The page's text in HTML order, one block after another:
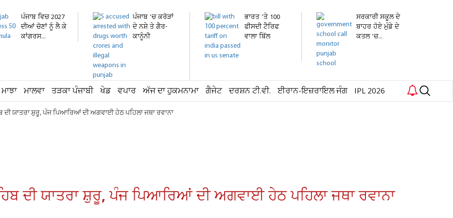
ਪੰਜਾਬ ਵਿਚ 2027
ਦੀਆਂ ਚੋਣਾਂ ਨੂੰ ਲੈ ਕੇ
ਕਾਂਗਰਸ...
ਪੰਜਾਬ 'ਚ ਕਰੋੜਾਂ
ਦੇ ਨਸ਼ੇ ਤੇ ਗੈਰ-
ਕਾਨੂੰਨੀ
ਭਾਰਤ ’ਤੇ 100
ਫੀਸਦੀ ਟੈਰਿਫ
ਵਾਲਾ ਬਿੱਲ
ਸਰਕਾਰੀ ਸਕੂਲ ਦੇ
ਬਾਹਰ ਹੋਏ ਮੁੰਡੇ ਦੇ
ਕਤਲ 'ਚ...
ਮਾਝਾ ਮਾਲਵਾ ਤੜਕਾ ਪੰਜਾਬੀ ਖੇਡ ਵਪਾਰ ਅੱਜ ਦਾ ਹੁਕਮਨਾਮਾ ਗੈਜੇਟ ਦਰਸ਼ਨ ਟੀ.ਵੀ. ਈਰਾਨ-ਇਜ਼ਰਾਇਲ ਜੰਗ IPL 2026
ਯਾਤਰਾ ਸ਼ੁਰੂ, ਪੰਜ ਪਿਆਰਿਆਂ ਦੀ ਅਗਵਾਈ ਹੇਠ ਪਹਿਲਾ ਜਥਾ ਰਵਾਨਾ
ਦੀ ਯਾਤਰਾ ਸ਼ੁਰੂ, ਪੰਜ ਪਿਆਰਿਆਂ ਦੀ ਅਗਵਾਈ ਹੇਠ ਪਹਿਲਾ ਜਥਾ ਰਵਾਨਾ